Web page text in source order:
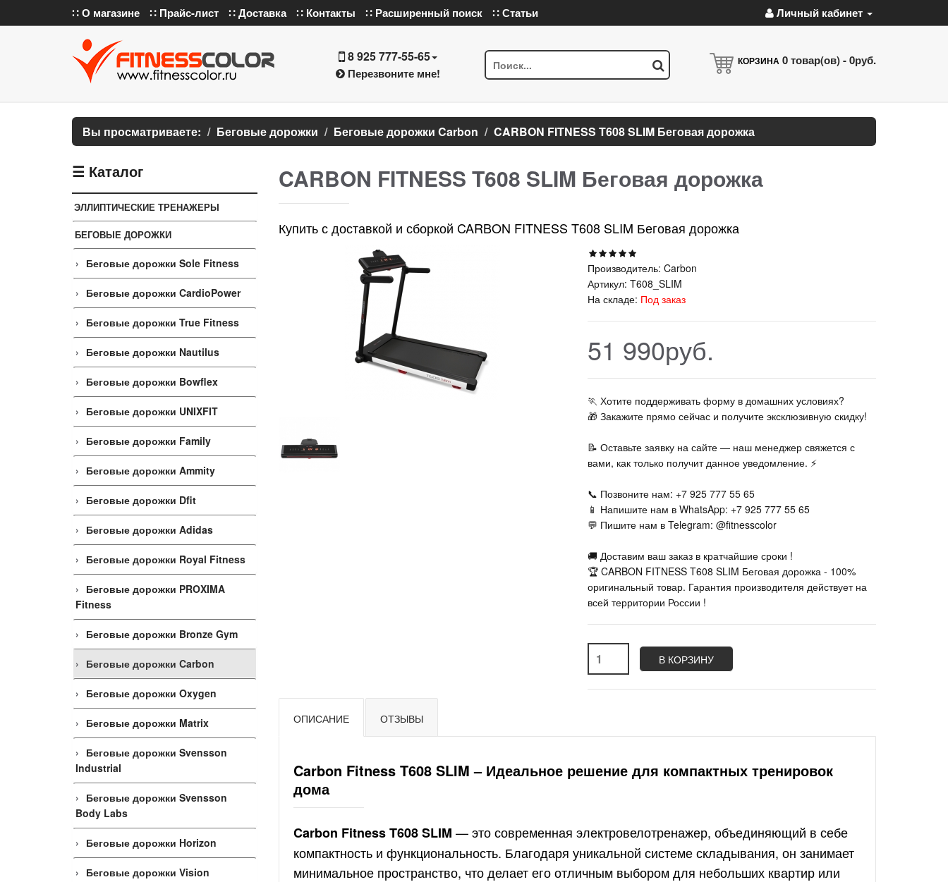
∷ О магазине ∷ Прайс-лист ∷ Доставка ∷ Контакты ∷ Расширенный поиск ∷ Статьи Личный кабинет
8 925 777-55-65
Перезвоните мне!
КОРЗИНА 0товар(ов) -0руб.
Вы просматриваете: Беговые дорожки Беговые дорожки Carbon CARBON FITNESS T608 SLIM Беговая дорожка
☰ Каталог
ЭЛЛИПТИЧЕСКИЕ ТРЕНАЖЕРЫ
БЕГОВЫЕ ДОРОЖКИ
Беговые дорожки Sole Fitness
Беговые дорожки CardioPower
Беговые дорожки True Fitness
Беговые дорожки Nautilus
Беговые дорожки Bowflex
Беговые дорожки UNIXFIT
Беговые дорожки Family
Беговые дорожки Ammity
Беговые дорожки Dfit
Беговые дорожки Adidas
Беговые дорожки Royal Fitness
Беговые дорожки PROXIMA
Fitness
Беговые дорожки Bronze Gym
Беговые дорожки Carbon
Беговые дорожки Oxygen
Беговые дорожки Matrix
Беговые дорожки Svensson
Industrial
Беговые дорожки Svensson
Body Labs
Беговые дорожки Horizon
Беговые дорожки Vision
CARBON FITNESS T608 SLIM Беговая дорожка
Купить с доставкой и сборкой CARBON FITNESS T608 SLIM Беговая дорожка
Производитель: Carbon
Артикул: T608_SLIM
На складе: Под заказ
51 990руб.
🏃‍ Хотите поддерживать форму в домашних условиях?
🎁 Закажите прямо сейчас и получите эксклюзивную скидку!
📝 Оставьте заявку на сайте — наш менеджер свяжется с
вами, как только получит данное уведомление. ⚡
📞 Позвоните нам: +7 925 777 55 65
📱 Напишите нам в WhatsApp: +7 925 777 55 65
💬 Пишите нам в Telegram: @fitnesscolor
🚚 Доставим ваш заказ в кратчайшие сроки !
🏆 CARBON FITNESS T608 SLIM Беговая дорожка - 100%
оригинальный товар. Гарантия производителя действует на
всей территории России !
В КОРЗИНУ
ОПИСАНИЕ ОТЗЫВЫ
Carbon Fitness T608 SLIM – Идеальное решение для компактных тренировок
дома
Carbon Fitness T608 SLIM — это современная электровелотренажер, объединяющий в себе
компактность и функциональность. Благодаря уникальной системе складывания, он занимает
минимальное пространство, что делает его отличным выбором для небольших квартир или